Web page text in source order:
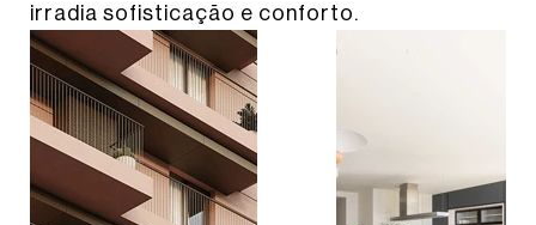
irradia sofisticação e conforto.